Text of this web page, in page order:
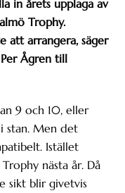
in årets upplaga av
Trophy.
att arrangera, säger
Ågren till
9 och 10, eller
stan. Men det
Istället
nästa år. Då
sikt blir givetvis